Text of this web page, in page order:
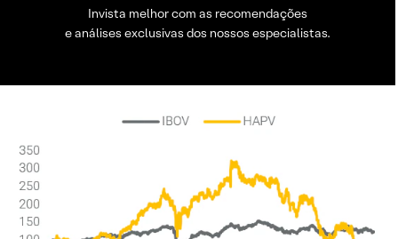
Invista melhor com as recomendações
e análises exclusivas dos nossos especialistas.